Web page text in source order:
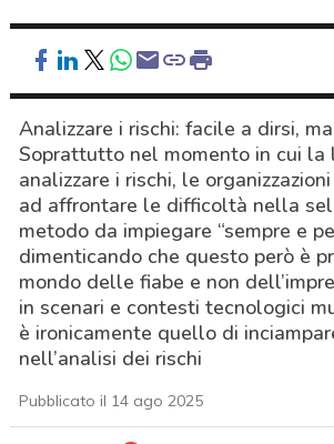
Analizzare i rischi: facile a dirsi,
Soprattutto nel momento in cui la
analizzare i rischi, le
ad affrontare le difficoltà nella
metodo da impiegare “sempre e
dimenticando che questo però è
mondo delle fiabe e non
in scenari e contesti tecnologici
è ironicamente quello di
nell’analisi dei rischi
Pubblicato il 14 ago 2025